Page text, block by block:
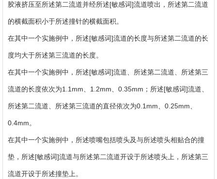
胶液挤压至所述第二流道并经所述[敏感词]流道喷出，所述第二流道
的横截面积小于所述撞针的横截面积。
在其中一个实施例中，所述[敏感词]流道的长度与所述第二流道的长
度均大于所述第三流道的长度。
在其中一个实施例中，所述[敏感词]流道、所述第二流道、所述第三
流道的长度依次为1.1mm、1.2mm、0.35mm；所述[敏感词]流道、
所述第二流道、所述第三流道的直径依次为0.1mm、0.25mm、
0.4mm。
在其中一个实施例中，所述喷嘴包括喷头及与所述喷头相贴合的撞
垫，所述[敏感词]流道与所述第二流道开设于所述喷头上，所述第三
流道开设于所述撞垫上。